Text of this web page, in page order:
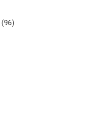
(96)